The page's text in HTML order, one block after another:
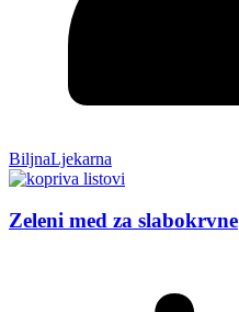
BiljnaLjekarna
Zeleni med za slabokrvne